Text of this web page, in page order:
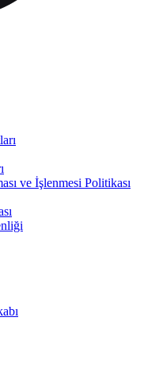
ve İşlenmesi Politikası